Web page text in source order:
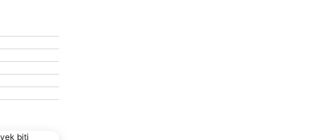
biti